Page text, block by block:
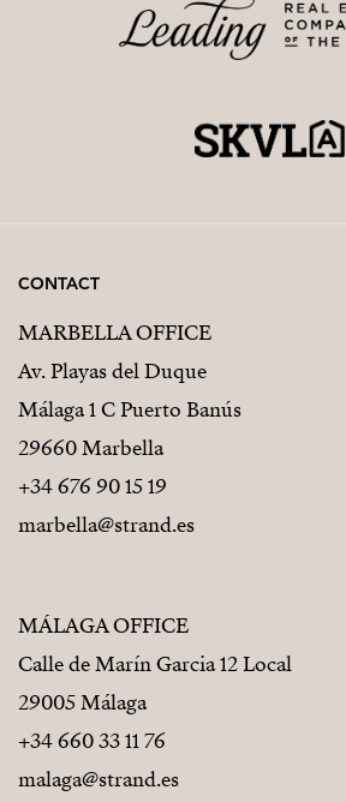
Coworking- und Social-Bereiche
Wunderschön angelegte Grünflächen
CONTACT
MARBELLA OFFICE
Av. Playas del Duque
Málaga 1 C Puerto Banús
29660 Marbella
+34 676 90 15 19
marbella@strand.es
MÁLAGA OFFICE
Calle de Marín Garcia 12 Local
29005 Málaga
+34 660 33 11 76
malaga@strand.es